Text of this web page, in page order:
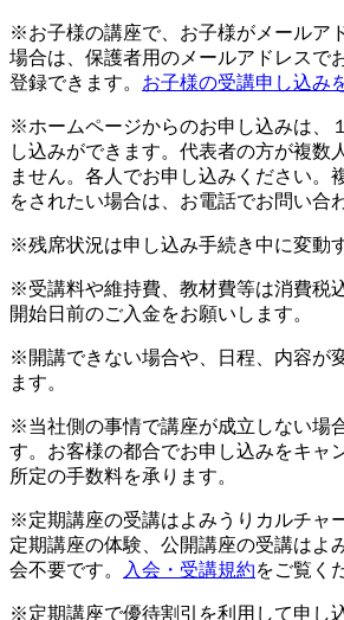
※お子様の講座で、お子様がメールア
場合は、保護者用のメールアドレスで
登録できます。 お子様の受講申し込み
※ホームページからのお申し込みは、
し込みができます。代表者の方が複数
ません。各人でお申し込みください。
をされたい場合は、お電話でお問い合
※残席状況は申し込み手続き中に変動
※受講料や維持費、教材費等は消費税
開始日前のご入金をお願いします。
※開講できない場合や、日程、内容が
ます。
※当社側の事情で講座が成立しない場
す。お客様の都合でお申し込みをキャ
所定の手数料を承ります。
※定期講座の受講はよみうりカルチャ
定期講座の体験、公開講座の受講はよ
会不要です。
入会・受講規約をご覧く
※定期講座で優待割引を利用して申し